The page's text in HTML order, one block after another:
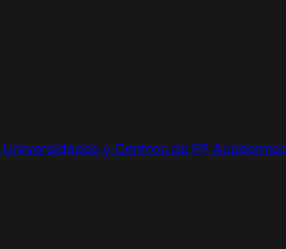
Universidades y Centros de FP Academias